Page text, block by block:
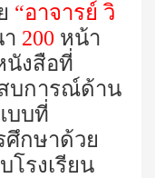
“อาจารย์ วิ
200 หน้า
นังสือที่
บการณ์ด้าน
บบที่
ศึกษาด้วย
โรงเรียน